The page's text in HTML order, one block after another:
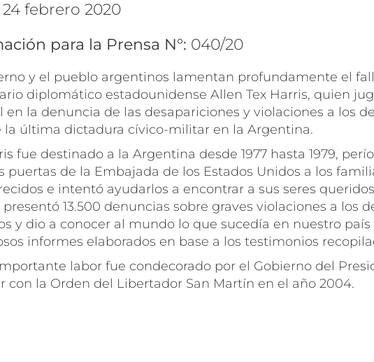
24 febrero 2020
para la Prensa N°: 040/20
y el pueblo argentinos lamentan profundamente el
diplomático estadounidense Allen Tex Harris, quien
en la denuncia de las desapariciones y violaciones a los
la última dictadura cívico-militar en la Argentina.
fue destinado a la Argentina desde 1977 hasta 1979,
puertas de la Embajada de los Estados Unidos a los
e intentó ayudarlos a encontrar a sus seres
13.500 denuncias sobre graves violaciones a los
y dio a conocer al mundo lo que sucedía en nuestro país
informes elaborados en base a los testimonios
labor fue condecorado por el Gobierno del
con la Orden del Libertador San Martín en el año 2004.